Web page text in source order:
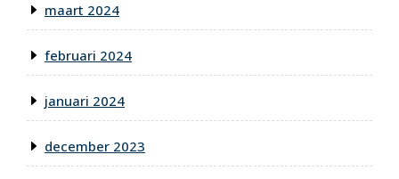
maart 2024
februari 2024
januari 2024
december 2023